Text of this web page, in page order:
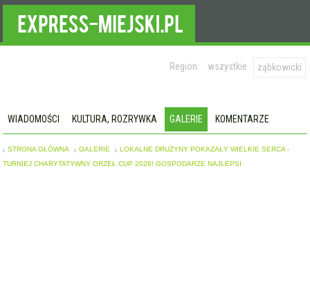
Region: wszystkie ząbkowicki
WIADOMOŚCI KULTURA, ROZRYWKA GALERIE KOMENTARZE
STRONA GŁÓWNA GALERIE
LOKALNE DRUŻYNY POKAZAŁY WIELKIE SERCA -
TURNIEJ CHARYTATYWNY ORZEŁ CUP 2026! GOSPODARZE NAJLEPSI